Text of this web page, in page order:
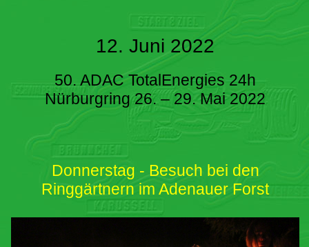
12. Juni 2022
50. ADAC TotalEnergies 24h
Nürburgring 26. – 29. Mai 2022
Donnerstag - Besuch bei den
Ringgärtnern im Adenauer Forst